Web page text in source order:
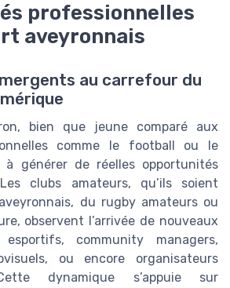
professionnelles
aveyronnais
au carrefour du
bien que jeune comparé aux
comme le football ou le
à générer de réelles opportunités
clubs amateurs, qu’ils soient
du rugby amateurs ou
observent l’arrivée de nouveaux
community managers,
ou encore organisateurs
dynamique s’appuie sur